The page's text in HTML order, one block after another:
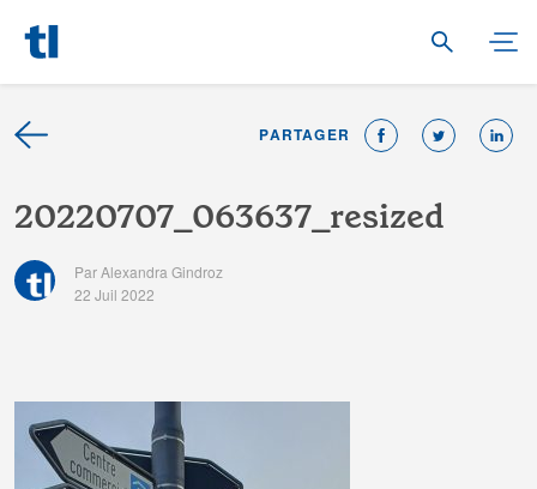
PARTAGER
20220707 063637 resized
Par Alexandra Gindroz
22 Juil 2022